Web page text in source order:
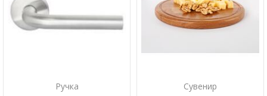
Ручка Сувенир